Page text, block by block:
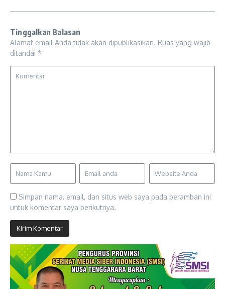
Tinggalkan Balasan
Alamat email Anda tidak akan dipublikasikan. Ruas yang wajib
ditandai *
Simpan nama, email, dan situs web saya pada peramban ini
untuk komentar saya berikutnya.